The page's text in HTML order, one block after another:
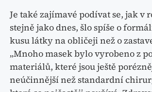
Je také zajímavé podívat se, jak v
stejně jako dnes, šlo spíše o
kusu látky na obličeji než o
„Mnoho masek bylo vyrobeno z
materiálů, které jsou ještě
neúčinnější než standardní